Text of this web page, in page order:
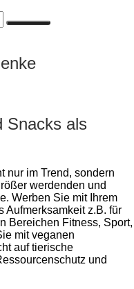
Snacks als
nur im Trend, sondern
werdenden und
Werben Sie mit Ihrem
Aufmerksamkeit z.B. für
Bereichen Fitness, Sport,
mit veganen
auf tierische
und